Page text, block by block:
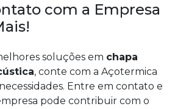
com a Empresa
soluções em chapa
, conte com a Açotermica
Entre em contato e
pode contribuir com o